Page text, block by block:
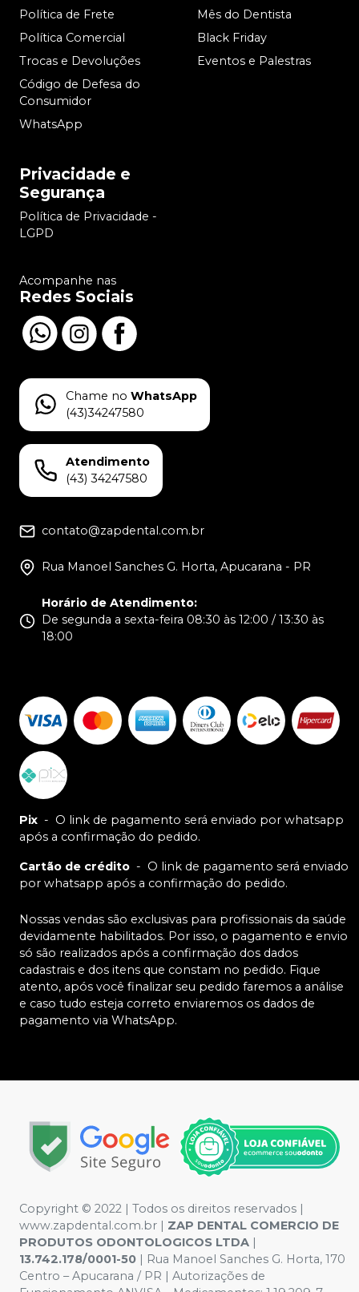
Política de Frete
Política Comercial
Trocas e Devoluções
Código de Defesa do
Consumidor
WhatsApp
Mês do Dentista
Black Friday
Eventos e Palestras
Privacidade e
Segurança
Política de Privacidade -
LGPD
Acompanhe nas
Redes Sociais
Chame no WhatsApp
(43)34247580
Atendimento
(43) 34247580
contato@zapdental.com.br
Rua Manoel Sanches G. Horta, Apucarana - PR
Horário de Atendimento:
De segunda a sexta-feira 08:30 às 12:00 / 13:30 às
18:00
Pix - O link de pagamento será enviado por whatsapp
após a confirmação do pedido.
Cartão de crédito - O link de pagamento será enviado
por whatsapp após a confirmação do pedido.
Nossas vendas são exclusivas para profissionais da saúde
devidamente habilitados. Por isso, o pagamento e envio
só são realizados após a confirmação dos dados
cadastrais e dos itens que constam no pedido. Fique
atento, após você finalizar seu pedido faremos a análise
e caso tudo esteja correto enviaremos os dados de
pagamento via WhatsApp.
Copyright © 2022 | Todos os direitos reservados |
www.zapdental.com.br | ZAP DENTAL COMERCIO DE
PRODUTOS ODONTOLOGICOS LTDA |
13.742.178/0001-50 | Rua Manoel Sanches G. Horta, 170
Centro – Apucarana / PR | Autorizações de